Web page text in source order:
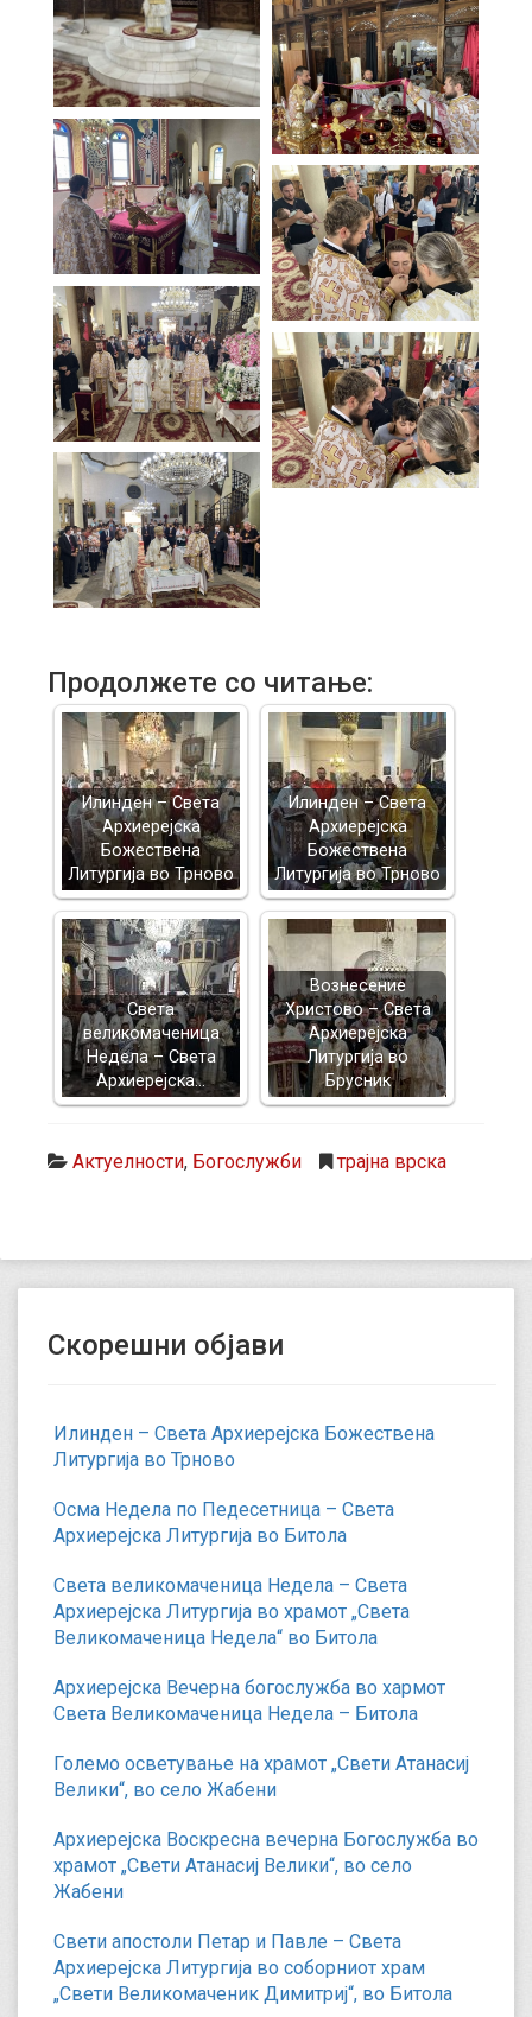
Продолжете со читање:
Илинден – Света
Архиерејска
Божествена
Литургија во Трново
Илинден – Света
Архиерејска
Божествена
Литургија во Трново
Света
великомаченица
Недела – Света
Архиерејска…
Вознесение
Христово – Света
Архиерејска
Литургија во
Брусник
Актуелности, Богослужби трајна врска
Скорешни објави
Илинден – Света Архиерејска Божествена
Литургија во Трново
Осма Недела по Педесетница – Света
Архиерејска Литургија во Битола
Света великомаченица Недела – Света
Архиерејска Литургија во храмот „Света
Великомаченица Недела“ во Битола
Архиерејска Вечерна богослужба во хармот
Света Великомаченица Недела – Битола
Големо осветување на храмот „Свети Атанасиј
Велики“, во село Жабени
Архиерејска Воскресна вечерна Богослужба во
храмот „Свети Атанасиј Велики“, во село
Жабени
Свети апостоли Петар и Павле – Света
Архиерејска Литургија во соборниот храм
„Свети Великомаченик Димитриј“, во Битола